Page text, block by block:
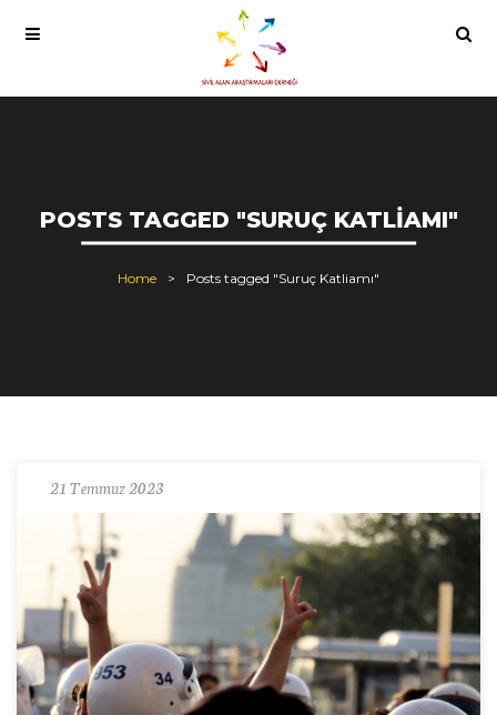
POSTS TAGGED "SURUÇ KATLIAMI"
Home Posts tagged "Suruç Katliamı"
21 Temmuz 2023